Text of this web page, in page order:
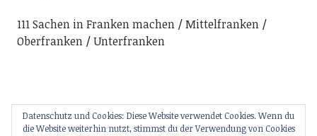
111 Sachen in Franken machen
Mittelfranken
Oberfranken
Unterfranken
Datenschutz und Cookies: Diese Website verwendet Cookies. Wenn du
die Website weiterhin nutzt, stimmst du der Verwendung von Cookies